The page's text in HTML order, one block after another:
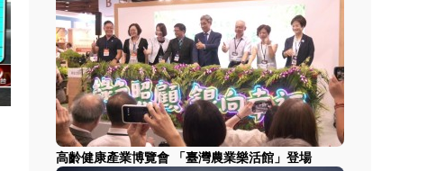
高齡健康產業博覽會 「臺灣農業樂活館」登場